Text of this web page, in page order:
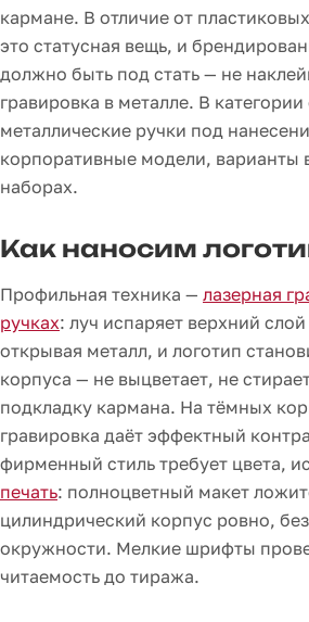
кармане. В отличие от
это статусная вещь, и
должно быть под стать — не
гравировка в металле. В
металлические ручки под
корпоративные модели, варианты
наборах.
Как наносим
Профильная техника — лазерная
ручках: луч испаряет верхний
открывая металл, и логотип
корпуса — не выцветает, не
подкладку кармана. На тёмных
гравировка даёт эффектный
фирменный стиль требует цвета,
печать: полноцветный макет
цилиндрический корпус ровно,
окружности. Мелкие шрифты
читаемость до тиража.